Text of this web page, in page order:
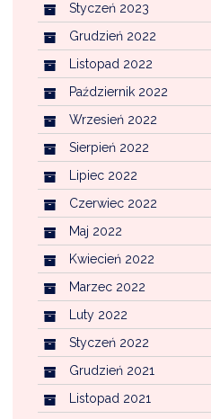
Styczeń 2023
Grudzień 2022
Listopad 2022
Październik 2022
Wrzesień 2022
Sierpień 2022
Lipiec 2022
Czerwiec 2022
Maj 2022
Kwiecień 2022
Marzec 2022
Luty 2022
Styczeń 2022
Grudzień 2021
Listopad 2021